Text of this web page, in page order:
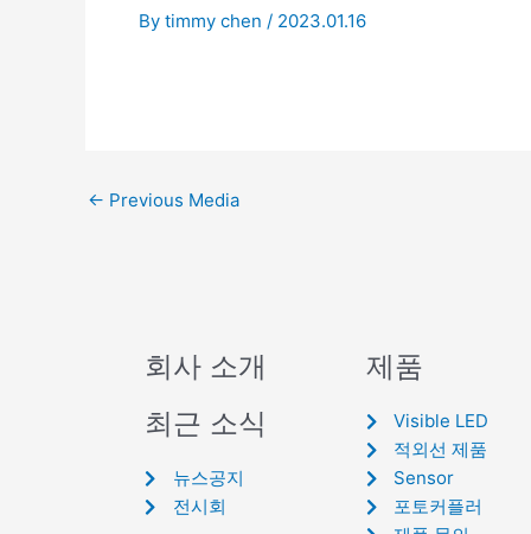
By timmy chen / 2023.01.16
← Previous Media
회사 소개
최근 소식
뉴스공지
전시회
제품
Visible LED
적외선 제품
Sensor
포토커플러